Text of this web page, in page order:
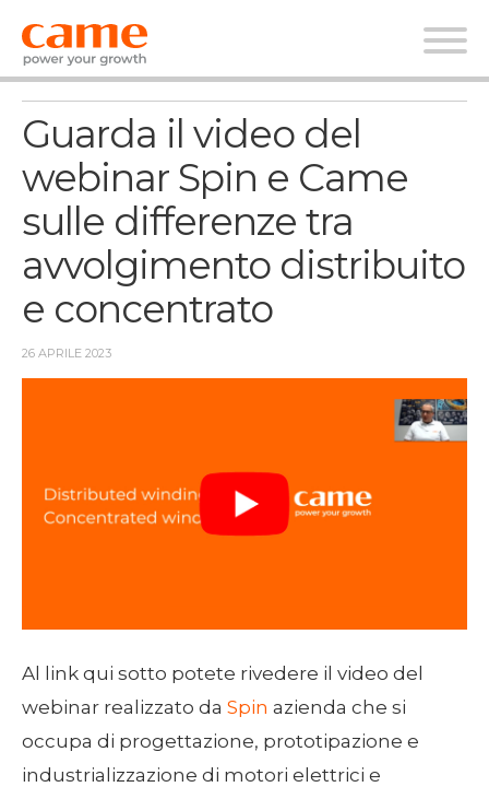
News
Guarda il video del
webinar Spin e Came
sulle differenze tra
avvolgimento distribuito
e concentrato
26 APRILE 2023
Al link qui sotto potete rivedere il video del
webinar realizzato da Spin azienda che si
occupa di progettazione, prototipazione e
industrializzazione di motori elettrici e